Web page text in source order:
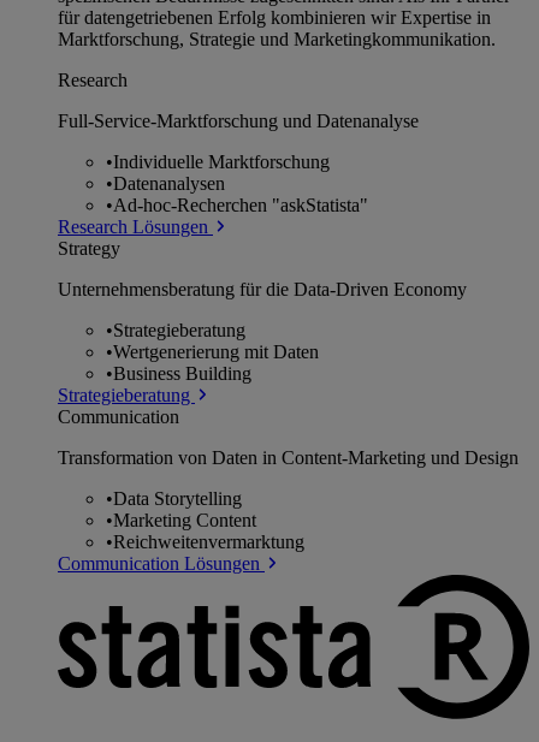
für datengetriebenen Erfolg kombinieren wir Expertise in
Marktforschung, Strategie und Marketingkommunikation.
Research
Full-Service-Marktforschung und Datenanalyse
•Individuelle Marktforschung
•Datenanalysen
•Ad-hoc-Recherchen "askStatista"
Research Lösungen
Strategy
Unternehmens­beratung für die Data-Driven Economy
•Strategieberatung
•Wertgenerierung mit Daten
•Business Building
Strategieberatung
Communication
Transformation von Daten in Content-Marketing und Design
•Data Storytelling
•Marketing Content
•Reichweitenvermarktung
Communication Lösungen